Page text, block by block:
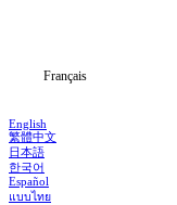
Français
English
繁體中文
日本語
한국어
Español
แบบไทย